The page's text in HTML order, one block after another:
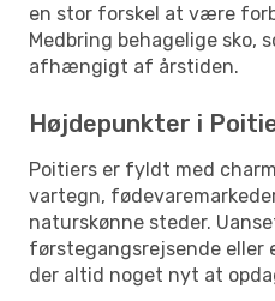
en stor forskel at være
Medbring behagelige sko,
afhængigt af årstiden.
Højdepunkter i
Poitiers er fyldt med
vartegn,
naturskønne steder.
førstegangsrejsende eller
der altid noget nyt at